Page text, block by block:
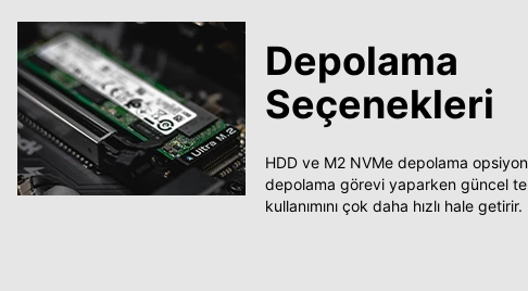
Depolama
Seçenekleri
HDD ve M2 NVMe depolama
depolama görevi yaparken güncel
kullanımını çok daha hızlı hale getirir.